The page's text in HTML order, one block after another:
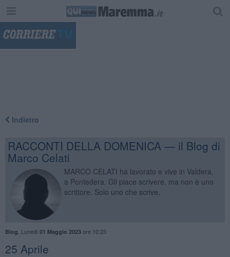
Indietro
RACCONTI DELLA DOMENICA — il Blog di
Marco Celati
MARCO CELATI ha lavorato e vive in Valdera,
a Pontedera. Gli piace scrivere, ma non è uno
scrittore. Solo uno che scrive.
Blog Lunedì 01 Maggio 2023ore 10:23
25 Aprile